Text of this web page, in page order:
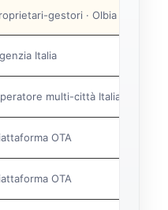
gestori · Olbia
Italia
multi-città Italia
OTA
OTA